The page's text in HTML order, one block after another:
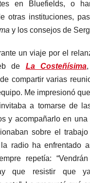
en Bluefields, o
otras instituciones,
y los consejos de
un viaje por el
de La Costeñísima
compartir varias
Me impresionó
a tomarse de
y acompañarlo en una
sobre el
radio ha enfrentado
repetía:
que resistir que